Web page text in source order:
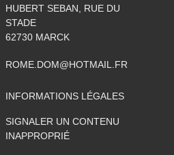
HUBERT SEBAN, RUE DU
STADE
62730 MARCK
ROME.DOM@HOTMAIL.FR
INFORMATIONS LÉGALES
SIGNALER UN CONTENU
INAPPROPRIÉ